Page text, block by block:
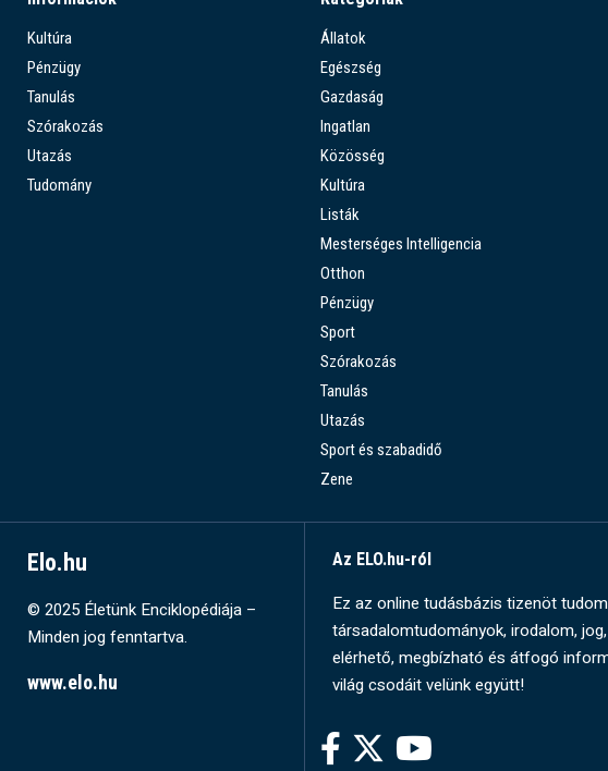
Kultúra
Pénzügy
Tanulás
Szórakozás
Utazás
Tudomány
Állatok
Egészség
Gazdaság
Ingatlan
Közösség
Kultúra
Listák
Mesterséges Intelligencia
Otthon
Pénzügy
Sport
Szórakozás
Tanulás
Utazás
Sport és szabadidő
Zene
Elo.hu
© 2025 Életünk Enciklopédiája –
Minden jog fenntartva.
www.elo.hu
Az ELO.hu-ról
Ez az online tudásbázis tizenöt
társadalomtudományok, irodalom,
elérhető, megbízható és átfogó
világ csodáit velünk együtt!